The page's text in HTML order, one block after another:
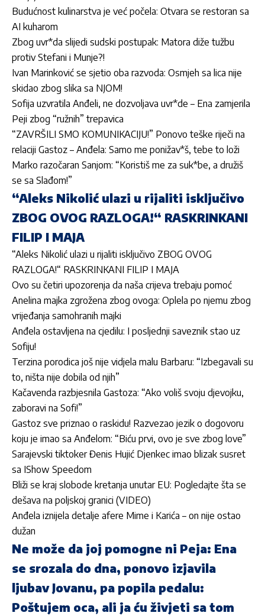
Budućnost kulinarstva je već počela: Otvara se restoran sa
AI kuharom
Zbog uvr*da slijedi sudski postupak: Matora diže tužbu
protiv Stefani i Munje?!
Ivan Marinković se sjetio oba razvoda: Osmjeh sa lica nije
skidao zbog slika sa NJOM!
Sofija uzvratila Anđeli, ne dozvoljava uvr*de – Ena zamjerila
Peji zbog “ružnih” trepavica
“ZAVRŠILI SMO KOMUNIKACIJU!” Ponovo teške riječi na
relaciji Gastoz – Anđela: Samo me ponižav*š, tebe to loži
Marko razočaran Sanjom: “Koristiš me za suk*be, a družiš
se sa Slađom!”
“Aleks Nikolić ulazi u rijaliti isključivo
ZBOG OVOG RAZLOGA!“ RASKRINKANI
FILIP I MAJA
“Aleks Nikolić ulazi u rijaliti isključivo ZBOG OVOG
RAZLOGA!“ RASKRINKANI FILIP I MAJA
Ovo su četiri upozorenja da naša crijeva trebaju pomoć
Anelina majka zgrožena zbog ovoga: Oplela po njemu zbog
vrijeđanja samohranih majki
Anđela ostavljena na cjedilu: I posljednji saveznik stao uz
Sofiju!
Terzina porodica još nije vidjela malu Barbaru: “Izbegavali su
to, ništa nije dobila od njih”
Kačavenda razbjesnila Gastoza: “Ako voliš svoju djevojku,
zaboravi na Sofi!”
Gastoz sve priznao o raskidu! Razvezao jezik o dogovoru
koju je imao sa Anđelom: “Biću prvi, ovo je sve zbog love”
Sarajevski tiktoker Đenis Hujić Djenkec imao blizak susret
sa IShow Speedom
Bliži se kraj slobode kretanja unutar EU: Pogledajte šta se
dešava na poljskoj granici (VIDEO)
Anđela iznijela detalje afere Mime i Karića – on nije ostao
dužan
Ne može da joj pomogne ni Peja: Ena
se srozala do dna, ponovo izjavila
ljubav Jovanu, pa popila pedalu:
Poštujem oca, ali ja ću živjeti sa tom